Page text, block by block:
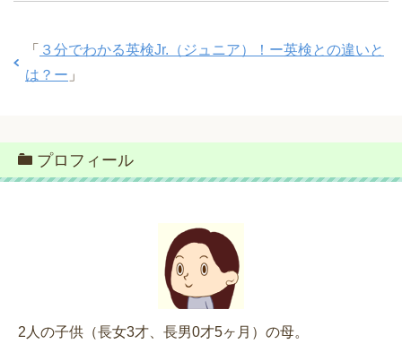
「 ３分でわかる英検Jr.（ジュニア）！ー英検との違いと
は？ー 」
プロフィール
2人の子供（長女3才、長男0才5ヶ月）の母。